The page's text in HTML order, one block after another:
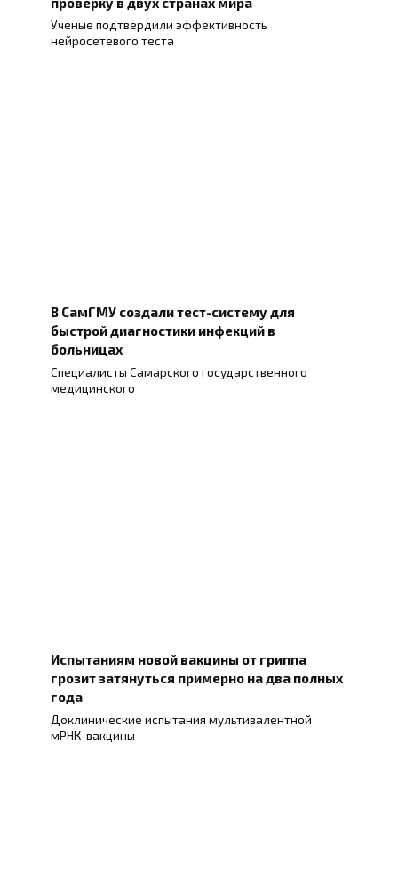
Ученые подтвердили эффективность
нейросетевого теста
В СамГМУ создали тест-систему для
быстрой диагностики инфекций в
больницах
Специалисты Самарского государственного
медицинского
Испытаниям новой вакцины от гриппа
грозит затянуться примерно на два полных
года
Доклинические испытания мультивалентной
мРНК-вакцины